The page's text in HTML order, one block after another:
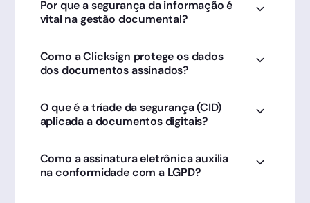
Por que a segurança da informação é
vital na gestão documental?
disponibilidade dos dados, evitando
vazamentos e fraudes que podem gerar
Como a Clicksign protege os dados
dos documentos assinados?
de alta segurança e seguimos rigorosos
protocolos internacionais para garantir que
O que é a tríade da segurança (CID)
aplicada a documentos digitais?
Integridade (documento não alterado) e
Disponibilidade (acesso quando necessário),
Como a assinatura eletrônica auxilia
na conformidade com a LGPD?